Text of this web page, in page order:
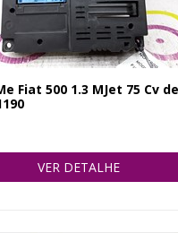
Fiat 500 1.3 MJet 75 Cv
VER DETALHE